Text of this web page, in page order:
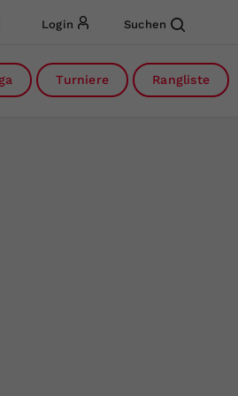
Login Suchen
Turniere Rangliste